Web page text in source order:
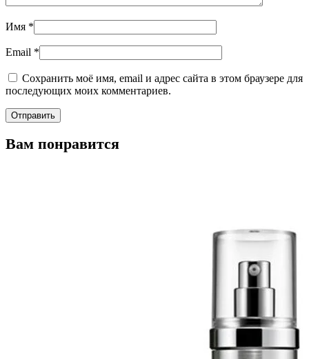
Имя *
Email *
Сохранить моё имя, email и адрес сайта в этом браузере для
последующих моих комментариев.
Вам понравится